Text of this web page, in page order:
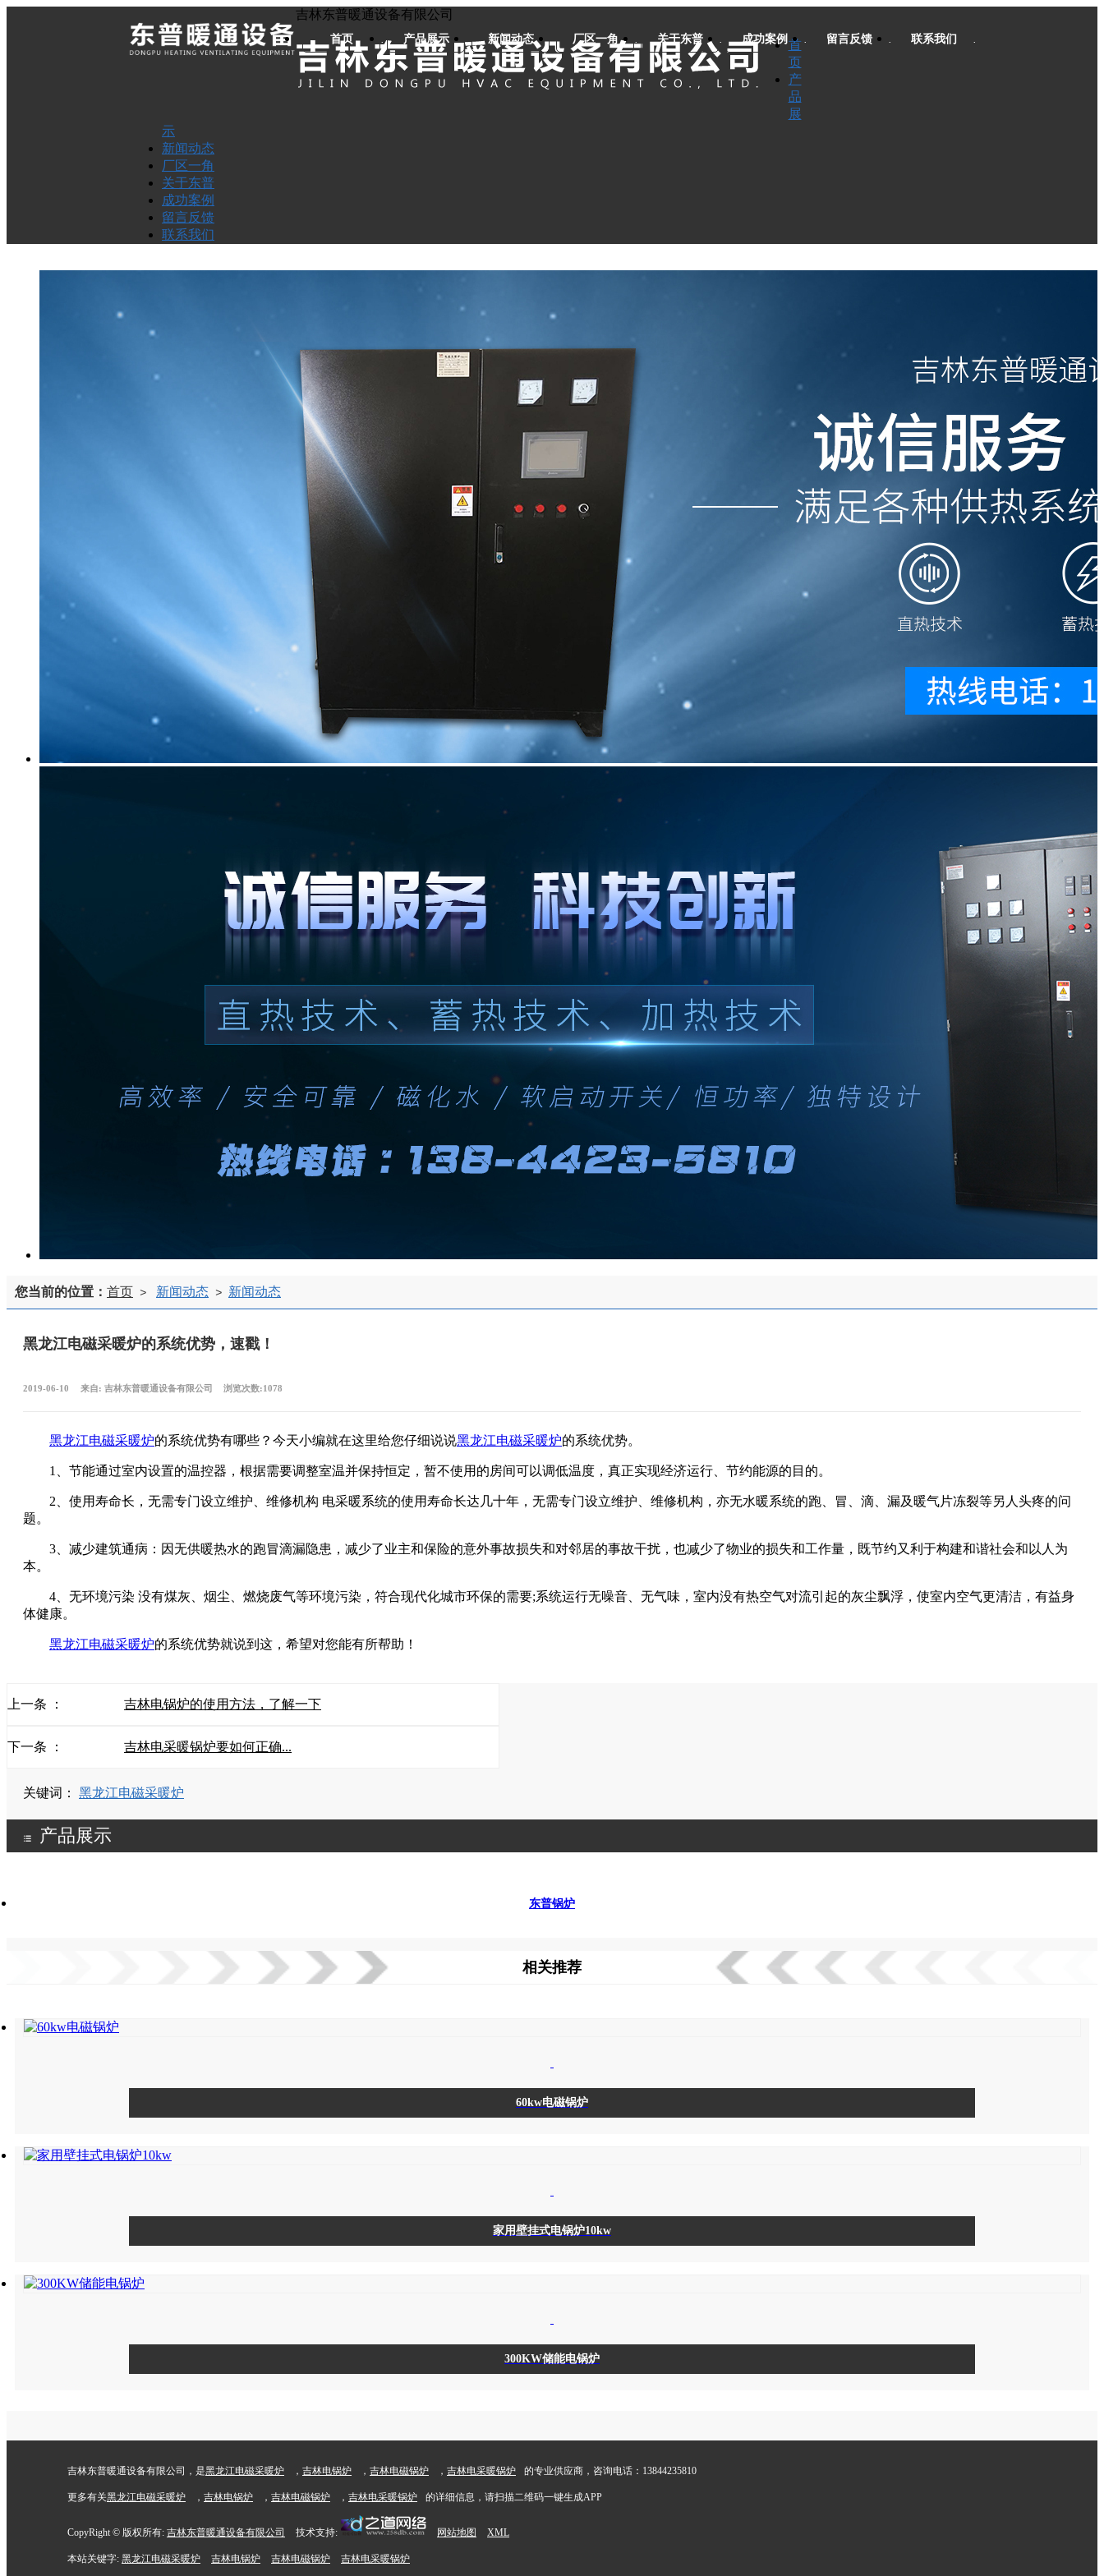
吉林东普暖通设备有限公司
首页 产品展示 新闻动态 厂区一角 关于东普 成功案例 留言反馈 联系我们
首
页
产
品
展
示
新闻动态
厂区一角
关于东普
成功案例
留言反馈
联系我们
您当前的位置： 首页 > 新闻动态 > 新闻动态
黑龙江电磁采暖炉的系统优势，速戳！
2019-06-10 来自: 吉林东普暖通设备有限公司 浏览次数:1078
黑龙江电磁采暖炉的系统优势有哪些？今天小编就在这里给您仔细说说黑龙江电磁采暖炉的系统优势。
1、节能通过室内设置的温控器，根据需要调整室温并保持恒定，暂不使用的房间可以调低温度，真正实现经济运行、节约能源的目的。
2、使用寿命长，无需专门设立维护、维修机构 电采暖系统的使用寿命长达几十年，无需专门设立维护、维修机构，亦无水暖系统的跑、冒、滴、漏及暖气片冻裂等另人头疼的问
题。
3、减少建筑通病：因无供暖热水的跑冒滴漏隐患，减少了业主和保险的意外事故损失和对邻居的事故干扰，也减少了物业的损失和工作量，既节约又利于构建和谐社会和以人为
本。
4、无环境污染 没有煤灰、烟尘、燃烧废气等环境污染，符合现代化城市环保的需要;系统运行无噪音、无气味，室内没有热空气对流引起的灰尘飘浮，使室内空气更清洁，有益身
体健康。
黑龙江电磁采暖炉的系统优势就说到这，希望对您能有所帮助！
上一条 ： 吉林电锅炉的使用方法，了解一下
下一条 ： 吉林电采暖锅炉要如何正确...
关键词： 黑龙江电磁采暖炉
产品展示
东普锅炉
相关推荐
60kw电磁锅炉
家用壁挂式电锅炉10kw
300KW储能电锅炉
吉林东普暖通设备有限公司，是黑龙江电磁采暖炉 ， 吉林电锅炉 ， 吉林电磁锅炉 ， 吉林电采暖锅炉 的专业供应商，咨询电话：13844235810
更多有关黑龙江电磁采暖炉 ， 吉林电锅炉 ， 吉林电磁锅炉 ， 吉林电采暖锅炉 的详细信息，请扫描二维码一键生成APP
CopyRight © 版权所有: 吉林东普暖通设备有限公司 技术支持: 网站地图 XML
本站关键字: 黑龙江电磁采暖炉 吉林电锅炉 吉林电磁锅炉 吉林电采暖锅炉